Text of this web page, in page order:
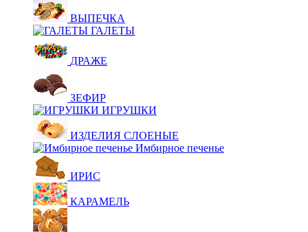
ВЫПЕЧКА
ГАЛЕТЫ
ДРАЖЕ
ЗЕФИР
ИГРУШКИ
ИЗДЕЛИЯ СЛОЕНЫЕ
Имбирное печенье
ИРИС
КАРАМЕЛЬ